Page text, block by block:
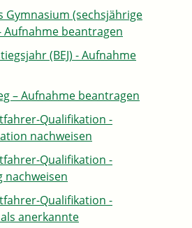
Gymnasium (sechsjährige
beantragen
(BEJ) - Aufnahme
– Aufnahme beantragen
Qualifikation -
nachweisen
Qualifikation -
nachweisen
Qualifikation -
anerkannte